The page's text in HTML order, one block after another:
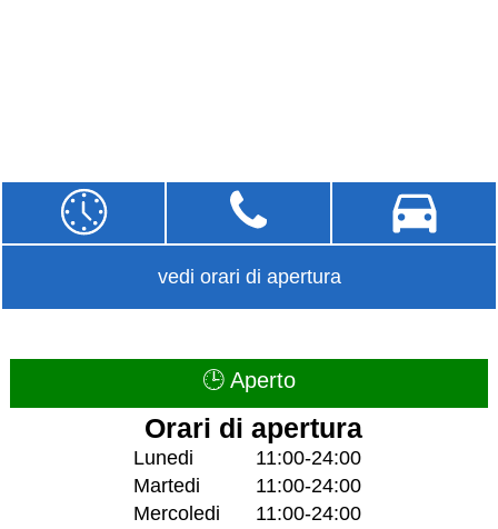
vedi orari di apertura
🕒 Aperto
Orari di apertura
Lunedi
11:00-24:00
Martedi
11:00-24:00
Mercoledi
11:00-24:00